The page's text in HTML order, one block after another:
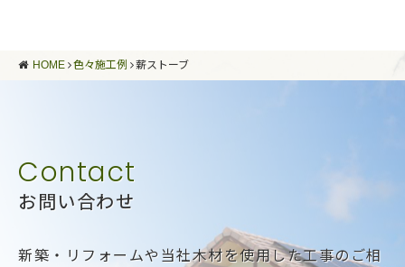
HOME 色々施工例 薪ストーブ
お問い合わせ
新築・リフォームや当社木材を使用した工事のご相